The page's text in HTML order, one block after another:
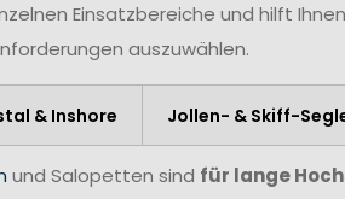
Einsatzbereiche und hilft
auszuwählen.
& Inshore Jollen- & Skiff-
und Salopetten sind für lange